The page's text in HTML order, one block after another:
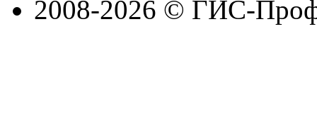
2008-2026 © ГИС-